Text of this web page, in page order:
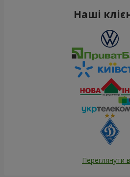
Наші
Переглянути